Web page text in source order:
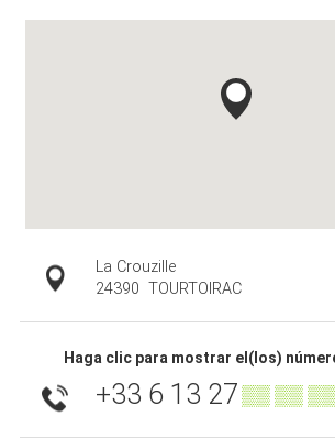
La Crouzille
24390 TOURTOIRAC
Haga clic para mostrar el(los)
+33 6 13 27▒▒ ▒▒ ▒▒